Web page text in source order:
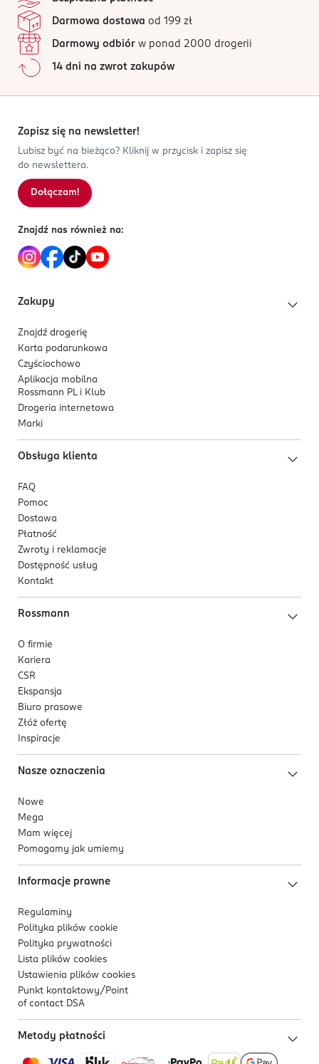
Wymiary: 80 x 80 cm.
Dirk Rossmann GmbH
Isernhägener Straße 16
30938
Burgwedel
product@rossmann.info
Kod EAN
4 305615 545554
Wszystkie opinie są zweryfikowane zakupem.
4
0%
2
1
0%
Sortowanie wg
Darmowa dostawa od 199 zł
Darmowy odbiór w ponad 2000 drogerii
14 dni na zwrot zakupów
Zapisz się na newsletter!
Lubisz być na bieżąco? Kliknij w przycisk i zapisz się
do newslettera.
Dołączam!
Znajdź nas również na:
Zakupy
Znajdź drogerię
Karta podarunkowa
Czyściochowo
Aplikacja mobilna
Rossmann PL i Klub
Drogeria internetowa
Marki
Obsługa klienta
FAQ
Pomoc
Dostawa
Płatność
Zwroty i reklamacje
Dostępność usług
Kontakt
Rossmann
O firmie
Kariera
CSR
Ekspansja
Biuro prasowe
Złóż ofertę
Inspiracje
Nasze oznaczenia
Nowe
Mega
Mam więcej
Pomagamy jak umiemy
Informacje prawne
Regulaminy
Polityka plików cookie
Polityka prywatności
Lista plików cookies
Ustawienia plików cookies
Punkt kontaktowy/ Point
of contact DSA
Metody płatności